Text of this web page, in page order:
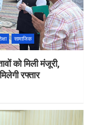
सामाजिक
को मिली मंजूरी,
रफ्तार